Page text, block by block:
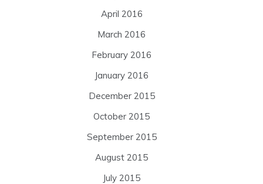
April 2016
March 2016
February 2016
January 2016
December 2015
October 2015
September 2015
August 2015
July 2015